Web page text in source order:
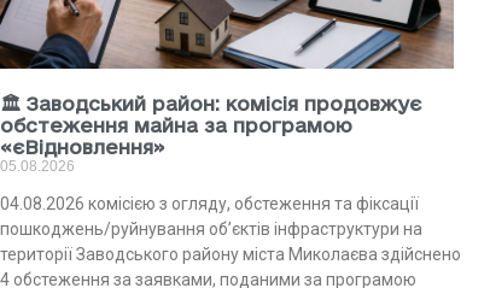
🏛 Заводський район: комісія продовжує
обстеження майна за програмою
«єВідновлення»
05.08.2026
04.08.2026 комісією з огляду, обстеження та фіксації
пошкоджень/руйнування об’єктів інфраструктури на
території Заводського району міста Миколаєва здійснено
4 обстеження за заявками, поданими за програмою